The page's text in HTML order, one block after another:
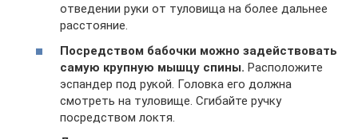
отведении руки от туловища на более дальнее
расстояние.
Посредством бабочки можно задействовать
самую крупную мышцу спины. Расположите
эспандер под рукой. Головка его должна
смотреть на туловище. Сгибайте ручку
посредством локтя.